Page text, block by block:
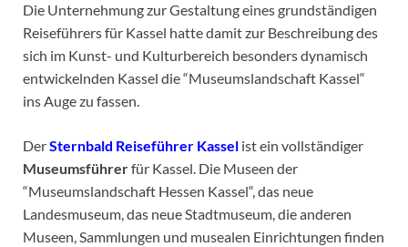
Die Unternehmung zur Gestaltung eines grundständigen
Reiseführers für Kassel hatte damit zur Beschreibung des
sich im Kunst- und Kulturbereich besonders dynamisch
entwickelnden Kassel die “Museumslandschaft Kassel“
ins Auge zu fassen.
DerSternbald Reiseführer Kassel ist ein vollständiger
Museumsführerfür Kassel. Die Museen der
“Museumslandschaft Hessen Kassel“, das neue
Landesmuseum, das neue Stadtmuseum, die anderen
Museen, Sammlungen und musealen Einrichtungen finden